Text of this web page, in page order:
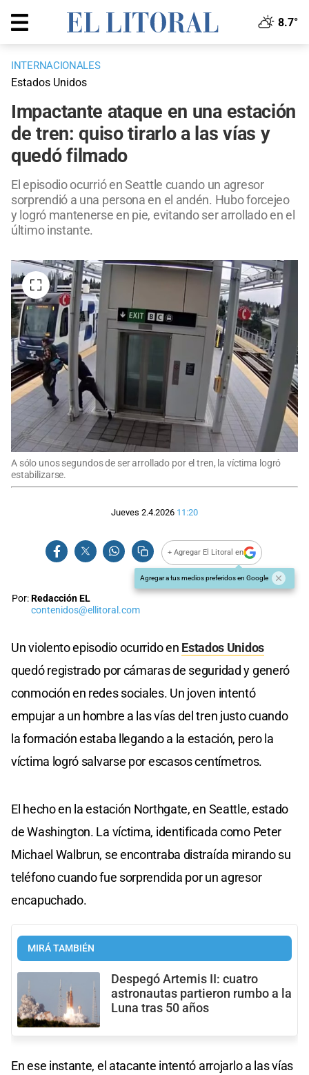
8.7°
INTERNACIONALES
Estados Unidos
Impactante ataque en una estación
de tren: quiso tirarlo a las vías y
quedó filmado
El episodio ocurrió en Seattle cuando un agresor
sorprendió a una persona en el andén. Hubo forcejeo
y logró mantenerse en pie, evitando ser arrollado en el
último instante.
A sólo unos segundos de ser arrollado por el tren, la víctima logró
estabilizarse.
Jueves 2.4.2026 11:20
+ Agregar El Litoral en
Agregar a tus medios preferidos en Google
Por:Redacción EL
contenidos@ellitoral.com
Un violento episodio ocurrido en Estados Unidos
quedó registrado por cámaras de seguridad y generó
conmoción en redes sociales. Un joven intentó
empujar a un hombre a las vías del tren justo cuando
la formación estaba llegando a la estación, pero la
víctima logró salvarse por escasos centímetros.
El hecho en la estación Northgate, en Seattle, estado
de Washington. La víctima, identificada como Peter
Michael Walbrun, se encontraba distraída mirando su
teléfono cuando fue sorprendida por un agresor
encapuchado.
MIRÁ TAMBIÉN
Despegó Artemis II: cuatro
astronautas partieron rumbo a la
Luna tras 50 años
En ese instante, el atacante intentó arrojarlo a las vías